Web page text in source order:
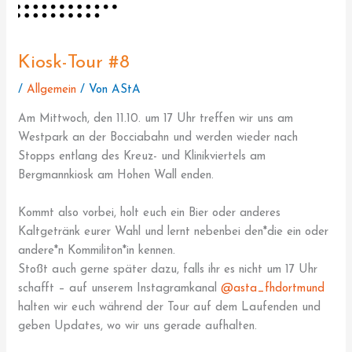
Kiosk-Tour #8
/Allgemein / VonAStA
Am Mittwoch, den 11.10. um 17 Uhr treffen wir uns am
Westpark an der Bocciabahn und werden wieder nach
Stopps entlang des Kreuz- und Klinikviertels am
Bergmannkiosk am Hohen Wall enden.
Kommt also vorbei, holt euch ein Bier oder anderes
Kaltgetränk eurer Wahl und lernt nebenbei den*die ein oder
andere*n Kommiliton*in kennen.
Stoßt auch gerne später dazu, falls ihr es nicht um 17 Uhr
schafft – auf unserem Instagramkanal@asta_fhdortmund
halten wir euch während der Tour auf dem Laufenden und
geben Updates, wo wir uns gerade aufhalten.